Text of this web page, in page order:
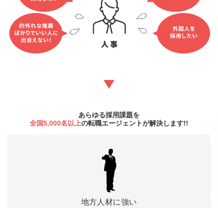
あらゆる採用課題を
全国5,000名以上の転職エージェントが解決します!!
地方人材に強い